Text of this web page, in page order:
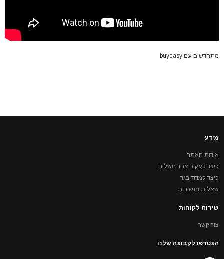
מתחדשים עם buyeasy
מידע
אודות האתר
כיצד לעקוב אחר משלוח
כיצד למדוד בגד
שאלות ותשובות
שירות לקוחות
צור קשר
הצטרפו לקבוצה שלנו